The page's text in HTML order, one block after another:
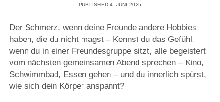
EINWILLIGUNGEN WIDERRUFEN
PUBLISHED 4. JUNI 2025
Der Schmerz, wenn deine Freunde andere Hobbies
haben, die du nicht magst – Kennst du das Gefühl,
wenn du in einer Freundesgruppe sitzt, alle begeistert
vom nächsten gemeinsamen Abend sprechen – Kino,
Schwimmbad, Essen gehen – und du innerlich spürst,
wie sich dein Körper anspannt?